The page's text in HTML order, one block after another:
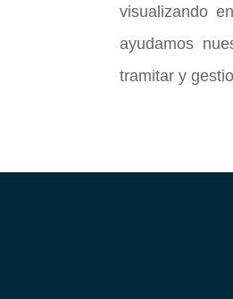
visualizando
ayudamos
tramitar y